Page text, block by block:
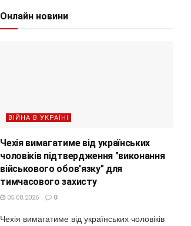
Онлайн новини
ВІЙНА В УКРАЇНІ
Чехія вимагатиме від українських
чоловіків підтвердження "виконання
військового обов'язку" для
тимчасового захисту
05.08.2026 0
Чехія вимагатиме від українських чоловіків